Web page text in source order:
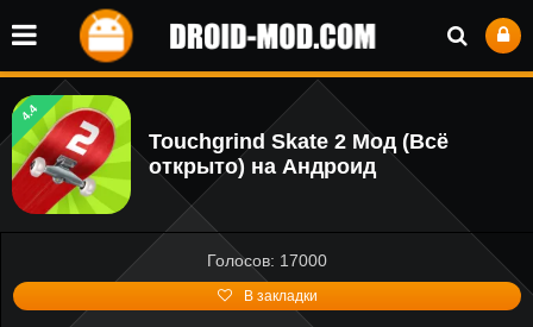
4.4
Touchgrind Skate 2 Мод (Всё
открыто) на Андроид
Голосов: 17000
В закладки